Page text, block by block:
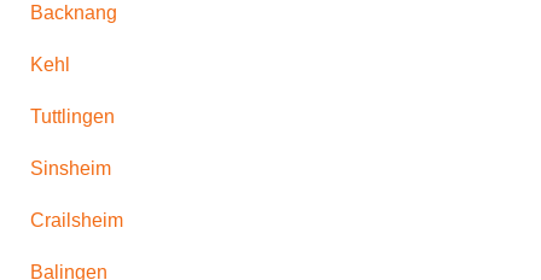
Backnang
Kehl
Tuttlingen
Sinsheim
Crailsheim
Balingen